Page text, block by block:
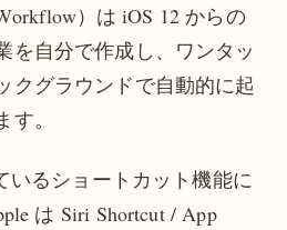
）は iOS 12 からの
を自分で作成し、ワンタッ
クグラウンドで自動的に起
。
いるショートカット機能に
は Siri Shortcut / App